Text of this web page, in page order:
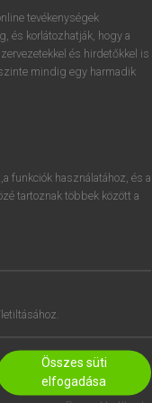
elindításához
ésbelépek.
tevékenységek
és korlátozhatják, hogy a
és hirdetőkkel is
mindig egy harmadik
funkciók használatához, és a
tartoznak többek között a
Összes süti
elfogadása